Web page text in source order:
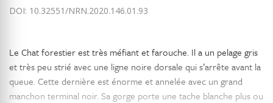
DOI: 10.32551/NRN.2020.146.01.93
Le Chat forestier est très méfiant et farouche. Il a un pelage gris
et très peu strié avec une ligne noire dorsale qui s’arrête avant la
queue. Cette dernière est énorme et annelée avec un grand
manchon terminal noir. Sa gorge porte une tache blanche plus ou